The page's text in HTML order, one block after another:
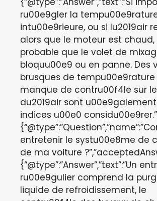
ru00e9gler la
intu00e9rieure, ou si lu2019air
alors que le moteur est chaud,
probable que le volet de
bloquu00e9 ou en panne. Des
brusques de tempu00e9rature
manque de contru00f4le sur
du2019air sont
indices u00e0
entretenir le systu00e8me de
de ma voiture
{“@type”:”Answer”,”text”:”Un
ru00e9gulier comprend la
liquide de refroidissement, le